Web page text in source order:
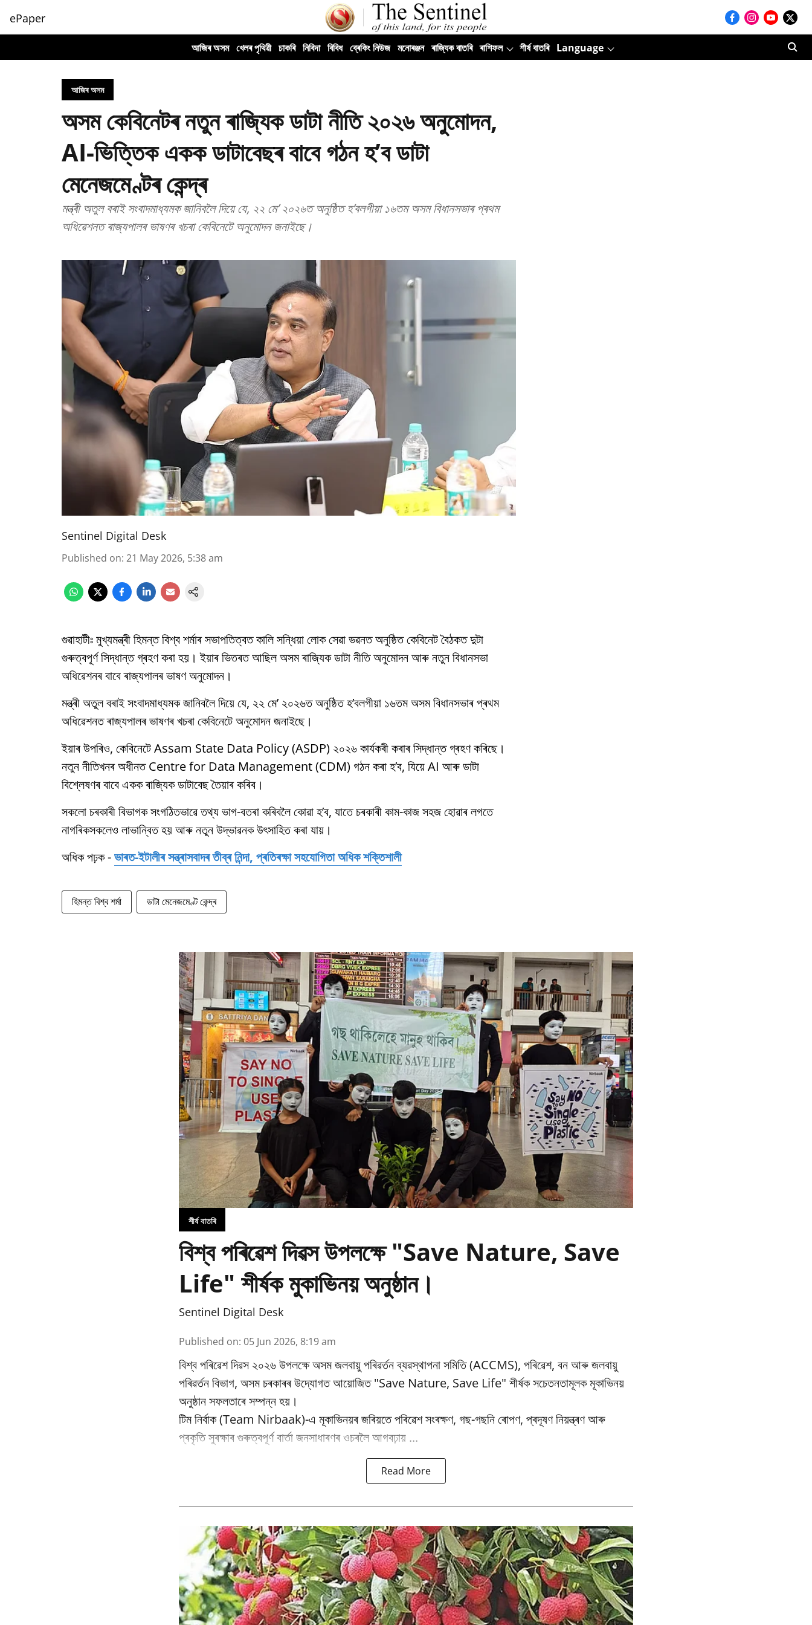
ePaper
আজিৰ অসম খেলৰ পৃথিৱী চাকৰি নিবিদা বিবিধ ব্ৰেকিং নিউজ মনোৰঞ্জন ৰাজ্যিক বাতৰি ৰাশিফল শীৰ্ষ বাতৰি Language
আজিৰ অসম
অসম কেবিনেটৰ নতুন ৰাজ্যিক ডাটা নীতি ২০২৬ অনুমোদন,
AI-ভিত্তিক একক ডাটাবেছৰ বাবে গঠন হ’ব ডাটা
মেনেজমেণ্টৰ কেন্দ্ৰ
মন্ত্ৰী অতুল বৰাই সংবাদমাধ্যমক জানিবলৈ দিয়ে যে, ২২ মে’ ২০২৬ত অনুষ্ঠিত হ’বলগীয়া ১৬তম অসম বিধানসভাৰ প্ৰথম
অধিৱেশনত ৰাজ্যপালৰ ভাষণৰ খচৰা কেবিনেটে অনুমোদন জনাইছে।
Sentinel Digital Desk
Published on: 21 May 2026, 5:38 am
গুৱাহাটীঃ মুখ্যমন্ত্ৰী হিমন্ত বিশ্ব শৰ্মাৰ সভাপতিত্বত কালি সন্ধিয়া লোক সেৱা ভৱনত অনুষ্ঠিত কেবিনেট বৈঠকত দুটা
গুৰুত্বপূৰ্ণ সিদ্ধান্ত গ্ৰহণ কৰা হয়। ইয়াৰ ভিতৰত আছিল অসম ৰাজ্যিক ডাটা নীতি অনুমোদন আৰু নতুন বিধানসভা
অধিৱেশনৰ বাবে ৰাজ্যপালৰ ভাষণ অনুমোদন।
মন্ত্ৰী অতুল বৰাই সংবাদমাধ্যমক জানিবলৈ দিয়ে যে, ২২ মে’ ২০২৬ত অনুষ্ঠিত হ’বলগীয়া ১৬তম অসম বিধানসভাৰ প্ৰথম
অধিৱেশনত ৰাজ্যপালৰ ভাষণৰ খচৰা কেবিনেটে অনুমোদন জনাইছে।
ইয়াৰ উপৰিও, কেবিনেটে Assam State Data Policy (ASDP) ২০২৬ কাৰ্যকৰী কৰাৰ সিদ্ধান্ত গ্ৰহণ কৰিছে।
নতুন নীতিখনৰ অধীনত Centre for Data Management (CDM) গঠন কৰা হ’ব, যিয়ে AI আৰু ডাটা
বিশ্লেষণৰ বাবে একক ৰাজ্যিক ডাটাবেছ তৈয়াৰ কৰিব।
সকলো চৰকাৰী বিভাগক সংগঠিতভাৱে তথ্য ভাগ-বতৰা কৰিবলৈ কোৱা হ’ব, যাতে চৰকাৰী কাম-কাজ সহজ হোৱাৰ লগতে
নাগৰিকসকলেও লাভান্বিত হয় আৰু নতুন উদ্ভাৱনক উৎসাহিত কৰা যায়।
অধিক পঢ়ক -ভাৰত-ইটালীৰ সন্ত্ৰাসবাদৰ তীব্ৰ নিন্দা, প্ৰতিৰক্ষা সহযোগিতা অধিক শক্তিশালী
হিমন্ত বিশ্ব শৰ্মা ডাটা মেনেজমেণ্ট কেন্দ্ৰ
শীৰ্ষ বাতৰি
বিশ্ব পৰিৱেশ দিৱস উপলক্ষে "Save Nature, Save
Life" শীৰ্ষক মুকাভিনয় অনুষ্ঠান।
Sentinel Digital Desk
Published on: 05 Jun 2026, 8:19 am
বিশ্ব পৰিৱেশ দিৱস ২০২৬ উপলক্ষে অসম জলবায়ু পৰিৱর্তন ব্যৱস্থাপনা সমিতি (ACCMS), পৰিৱেশ, বন আৰু জলবায়ু
পৰিৱর্তন বিভাগ, অসম চৰকাৰৰ উদ্যোগত আয়োজিত "Save Nature, Save Life" শীৰ্ষক সচেতনতামূলক মূকাভিনয়
অনুষ্ঠান সফলতাৰে সম্পন্ন হয়।
টিম নিৰ্বাক (Team Nirbaak)-এ মূকাভিনয়ৰ জৰিয়তে পৰিৱেশ সংৰক্ষণ, গছ-গছনি ৰোপণ, প্ৰদূষণ নিয়ন্ত্ৰণ আৰু
প্ৰকৃতি সুৰক্ষাৰ গুৰুত্বপূৰ্ণ বাৰ্তা জনসাধাৰণৰ ওচৰলৈ আগবঢ়ায় ...
Read More